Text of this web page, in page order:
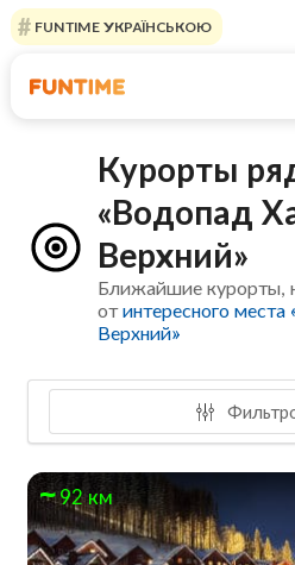
FUNTIME УКРАЇНСЬКОЮ
Курорты
«Водопад
Верхний»
Ближайшие курорты,
отинтересного
Верхний»
92 км